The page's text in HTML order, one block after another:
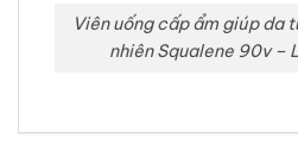
Viên uống cấp ẩm giúp da
nhiên Squalene 90v –